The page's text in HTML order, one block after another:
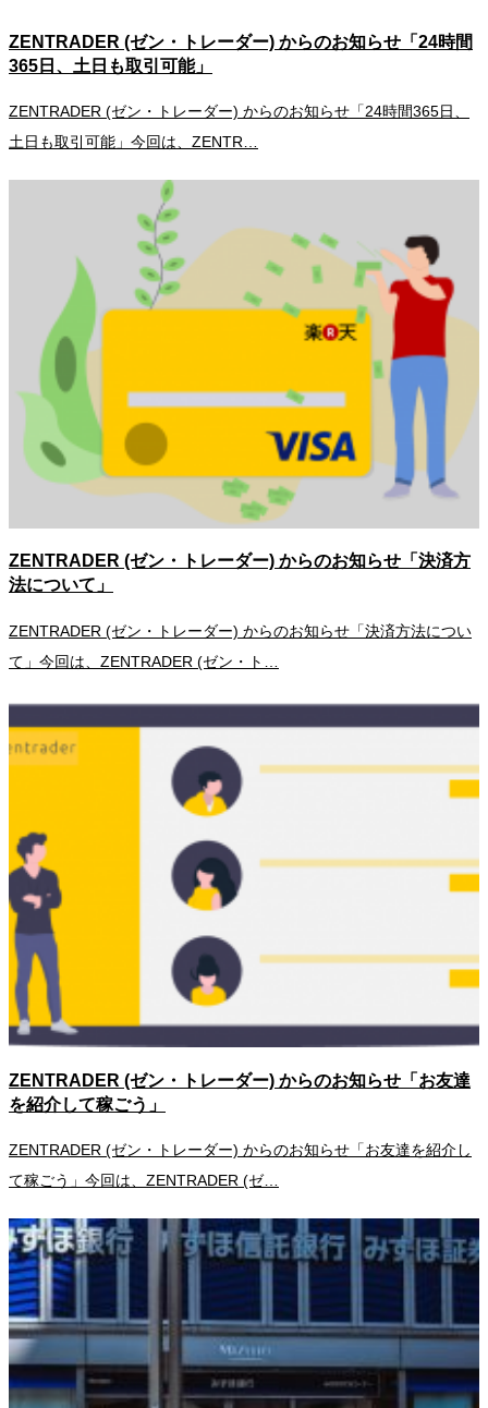
ZENTRADER (ゼン・トレーダー) からのお知らせ「24時間
365日、土日も取引可能」
ZENTRADER (ゼン・トレーダー) からのお知らせ「24時間365日、
土日も取引可能」今回は、ZENTR…
ZENTRADER (ゼン・トレーダー) からのお知らせ「決済方
法について」
ZENTRADER (ゼン・トレーダー) からのお知らせ「決済方法につい
て」今回は、ZENTRADER (ゼン・ト…
ZENTRADER (ゼン・トレーダー) からのお知らせ「お友達
を紹介して稼ごう」
ZENTRADER (ゼン・トレーダー) からのお知らせ「お友達を紹介し
て稼ごう」今回は、ZENTRADER (ゼ…